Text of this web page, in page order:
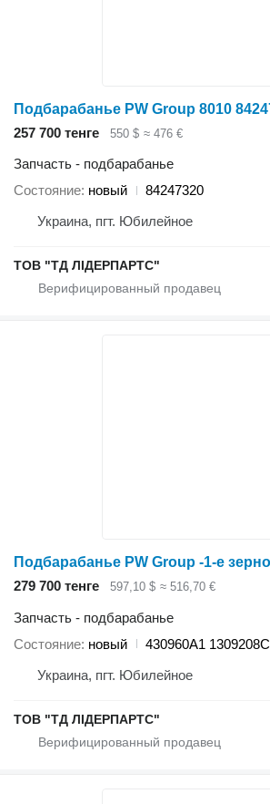
257 700 тенге 550 $ ≈ 476 €
Запчасть - подбарабанье
Состояние новый
84247320
Украина, пгт. Юбилейное
ТОВ "ТД ЛІДЕРПАРТС"
279 700 тенге 597,10 $ ≈ 516,70 €
Запчасть - подбарабанье
Состояние новый
430960A1 1309208C
Украина, пгт. Юбилейное
ТОВ "ТД ЛІДЕРПАРТС"